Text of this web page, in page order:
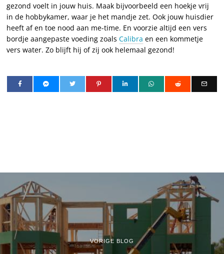
gezond voelt in jouw huis. Maak bijvoorbeeld een hoekje vrij
in de hobbykamer, waar je het mandje zet. Ook jouw huisdier
heeft af en toe nood aan me-time. En voorzie altijd een vers
bordje aangepaste voeding zoalsCalibra en een kommetje
vers water. Zo blijft hij of zij ook helemaal gezond!
VORIGE BLOG